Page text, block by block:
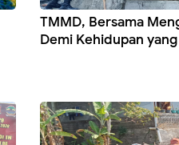
TMMD, Bersama
Demi Kehidupan